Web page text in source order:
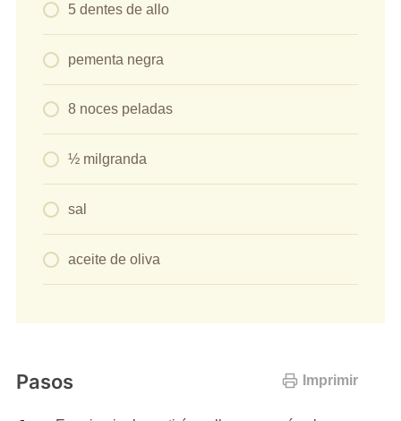
5 dentes de allo
pementa negra
8 noces peladas
½ milgranda
sal
aceite de oliva
Imprimir
Pasos